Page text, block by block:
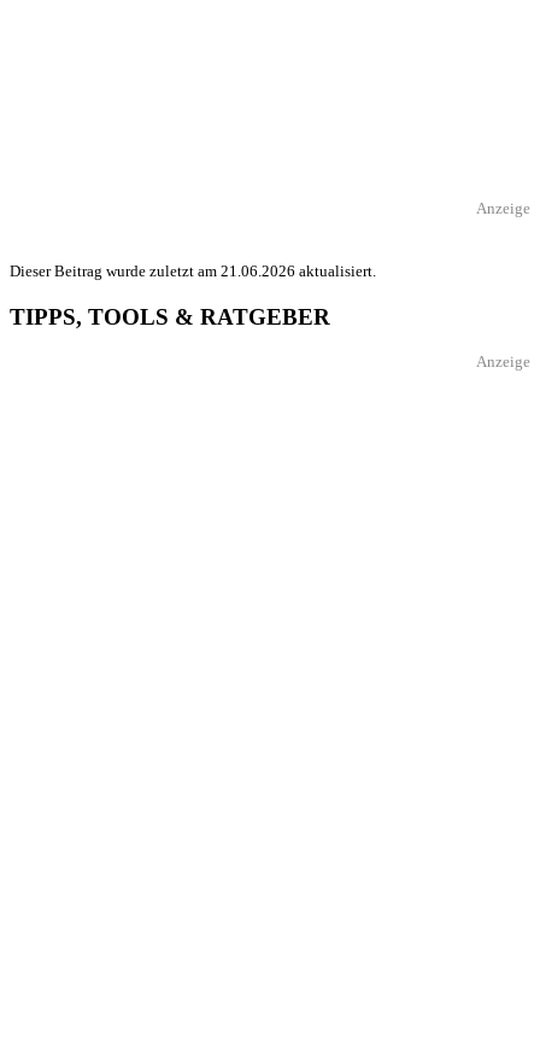
Anzeige
Dieser Beitrag wurde zuletzt am 21.06.2026 aktualisiert.
TIPPS, TOOLS & RATGEBER
Anzeige